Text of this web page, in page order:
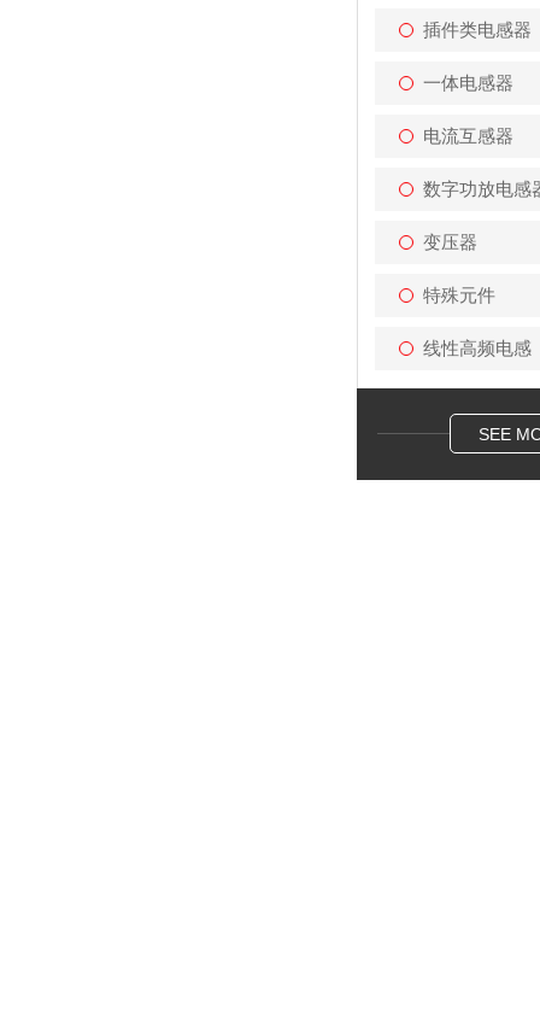
插件类电感器
一体电感器
电流互感器
数字功放电感
变压器
特殊元件
线性高频电感
SEE